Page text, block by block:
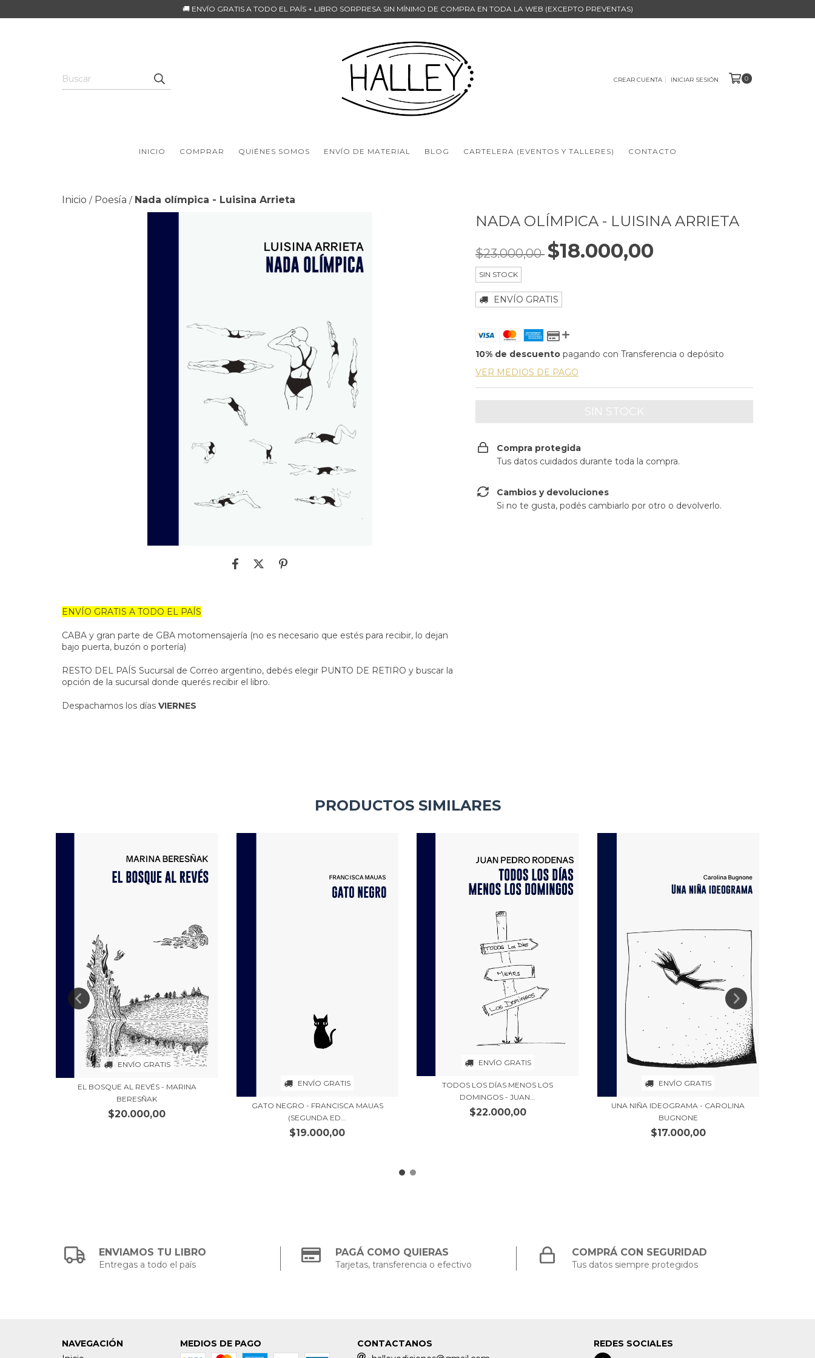
🚚 ENVÍO GRATIS A TODO EL PAÍS + LIBRO SORPRESA SIN MÍNIMO DE COMPRA EN TODA LA WEB (EXCEPTO PREVENTAS)
CREAR CUENTA INICIAR SESIÓN 0
INICIO COMPRAR QUIÉNES SOMOS ENVÍO DE MATERIAL BLOG CARTELERA (EVENTOS Y TALLERES) CONTACTO
Inicio / Poesía / Nada olímpica - Luisina Arrieta
ENVÍO GRATIS A TODO EL PAÍS
CABA y gran parte de GBA motomensajería (no es necesario que estés para recibir, lo dejan
bajo puerta, buzón o portería)
RESTO DEL PAÍS Sucursal de Correo argentino, debés elegir PUNTO DE RETIRO y buscar la
opción de la sucursal donde querés recibir el libro.
Despachamos los días VIERNES
NADA OLÍMPICA - LUISINA ARRIETA
$23.000,00 $18.000,00
SIN STOCK
ENVÍO GRATIS
10% de descuento pagando con Transferencia o depósito
VER MEDIOS DE PAGO
Compra protegida
Tus datos cuidados durante toda la compra.
Cambios y devoluciones
Si no te gusta, podés cambiarlo por otro o devolverlo.
PRODUCTOS SIMILARES
ENVÍO GRATIS
EL BOSQUE AL REVÉS - MARINA
BERESÑAK
$20.000,00
ENVÍO GRATIS
GATO NEGRO - FRANCISCA MAUAS
(SEGUNDA ED...
$19.000,00
ENVÍO GRATIS
TODOS LOS DÍAS MENOS LOS
DOMINGOS - JUAN...
$22.000,00
ENVÍO GRATIS
UNA NIÑA IDEOGRAMA - CAROLINA
BUGNONE
$17.000,00
ENVIAMOS TU LIBRO
Entregas a todo el país
PAGÁ COMO QUIERAS
Tarjetas, transferencia o efectivo
COMPRÁ CON SEGURIDAD
Tus datos siempre protegidos
NAVEGACIÓN
MEDIOS DE PAGO
CONTACTANOS
REDES SOCIALES